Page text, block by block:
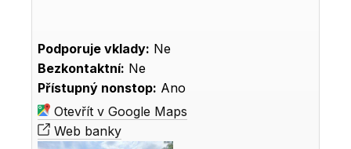
Podporuje vklady: Ne
Bezkontaktní: Ne
Přístupný nonstop: Ano
Otevřít v Google Maps
Web banky